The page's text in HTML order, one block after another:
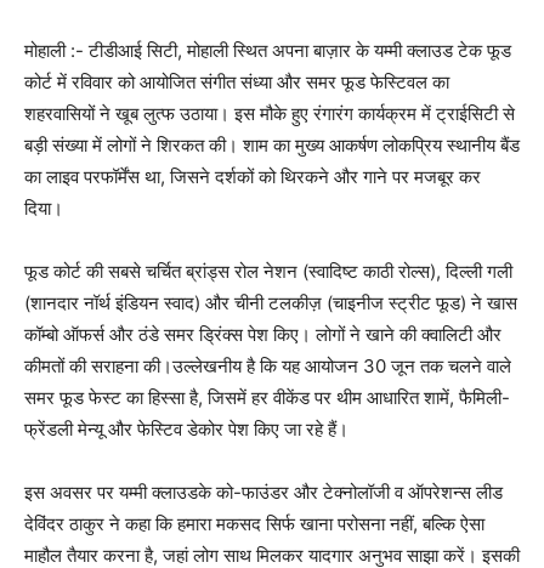
मोहाली :- टीडीआई सिटी, मोहाली स्थित अपना बाज़ार के यम्मी क्लाउड टेक फूड
कोर्ट में रविवार को आयोजित संगीत संध्या और समर फूड फेस्टिवल का
शहरवासियों ने खूब लुत्फ उठाया। इस मौके हुए रंगारंग कार्यक्रम में ट्राईसिटी से
बड़ी संख्या में लोगों ने शिरकत की। शाम का मुख्य आकर्षण लोकप्रिय स्थानीय बैंड
का लाइव परफॉर्मेंस था, जिसने दर्शकों को थिरकने और गाने पर मजबूर कर
दिया।
फूड कोर्ट की सबसे चर्चित ब्रांड्स रोल नेशन (स्वादिष्ट काठी रोल्स), दिल्ली गली
(शानदार नॉर्थ इंडियन स्वाद) और चीनी टलकीज़ (चाइनीज स्ट्रीट फूड) ने खास
कॉम्बो ऑफर्स और ठंडे समर ड्रिंक्स पेश किए। लोगों ने खाने की क्वालिटी और
कीमतों की सराहना की।उल्लेखनीय है कि यह आयोजन 30 जून तक चलने वाले
समर फूड फेस्ट का हिस्सा है, जिसमें हर वीकेंड पर थीम आधारित शामें, फैमिली-
फ्रेंडली मेन्यू और फेस्टिव डेकोर पेश किए जा रहे हैं।
इस अवसर पर यम्मी क्लाउडके को-फाउंडर और टेक्नोलॉजी व ऑपरेशन्स लीड
देविंदर ठाकुर ने कहा कि हमारा मकसद सिर्फ खाना परोसना नहीं, बल्कि ऐसा
माहौल तैयार करना है, जहां लोग साथ मिलकर यादगार अनुभव साझा करें। इसकी